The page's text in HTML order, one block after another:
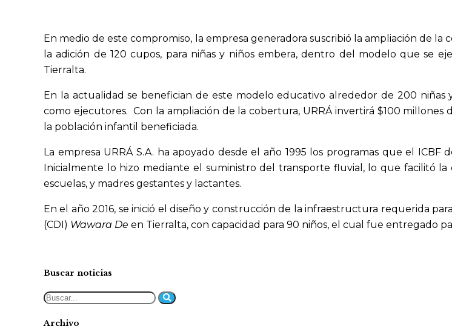
En medio de este compromiso, la empresa generadora suscribió la ampliación de
la adición de 120 cupos, para niñas y niños embera, dentro del modelo que se
Tierralta.
En la actualidad se benefician de este modelo educativo alrededor de 200 niñas
como ejecutores. Con la ampliación de la cobertura, URRÁ invertirá $100 millones
la población infantil beneficiada.
La empresa URRÁ S.A. ha apoyado desde el año 1995 los programas que el
Inicialmente lo hizo mediante el suministro del transporte fluvial, lo que facilitó
escuelas, y madres gestantes y lactantes.
En el año 2016, se inició el diseño y construcción de la infraestructura requerida
(CDI) Wawara De en Tierralta, con capacidad para 90 niños, el cual fue entregado
Buscar noticias
Archivo